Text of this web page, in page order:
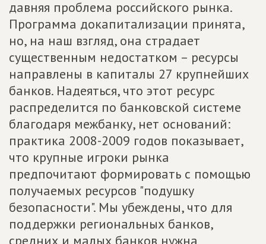
давняя проблема российского рынка.
Программа докапитализации принята,
но, на наш взгляд, она страдает
существенным недостатком – ресурсы
направлены в капиталы 27 крупнейших
банков. Надеяться, что этот ресурс
распределится по банковской системе
благодаря межбанку, нет оснований:
практика 2008-2009 годов показывает,
что крупные игроки рынка
предпочитают формировать с помощью
получаемых ресурсов "подушку
безопасности". Мы убеждены, что для
поддержки региональных банков,
средних и малых банков нужна